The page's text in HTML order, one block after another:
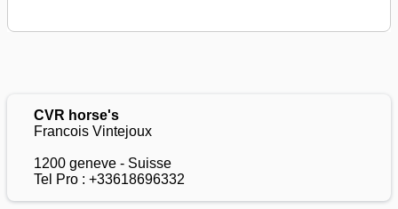
CVR horse's
Francois Vintejoux
1200 geneve - Suisse
Tel Pro : +33618696332